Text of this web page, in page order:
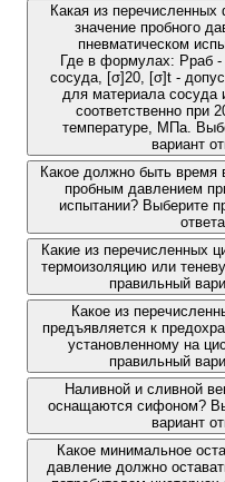
Какая из
значение пробного
пневматическом
Где в формулах: Рраб -
сосуда, [σ]20, [σ]t -
для материала сосуда
соответственно при
температуре, МПа.
вариант
Какое должно быть время
пробным давлением
испытании? Выберите
ответа.
Какие из перечисленных
термоизоляцию или
правильный
Какое из
предъявляется к
установленному на
правильный
Наливной и сливной
оснащаются сифоном?
вариант
Какое минимальное
давление должно